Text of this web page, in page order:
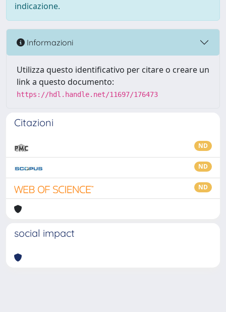
indicazione.
Informazioni
Utilizza questo identificativo per citare o creare un
link a questo documento:
https://hdl.handle.net/11697/176473
Citazioni
ND
ND
ND
social impact